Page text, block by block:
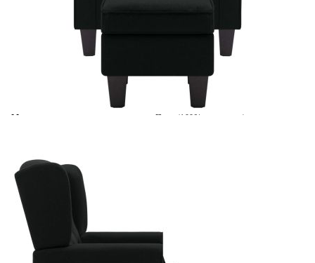
Време за доставка: 5 до 9 дни
Безплатна доставка до адрес при плащане по банков път
Материал:
Плат (100% полиестер), шперплат,
натоварване:
Размери на табуретката:
Материал на пълнежа:
Вътрешни размери:
Височина на облегалката от
седалката:
Размери на фотьойла: 68 x 78 x 94 см (Ш х Д х В)